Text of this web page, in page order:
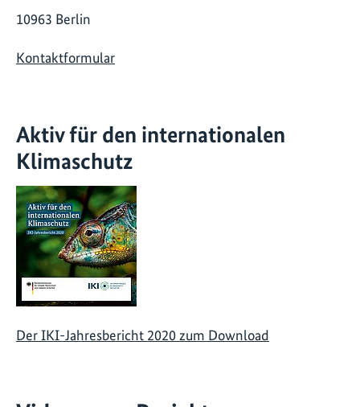
10963 Berlin
Kontaktformular
Aktiv für den internationalen
Klimaschutz
Der IKI-Jahresbericht 2020 zum Download